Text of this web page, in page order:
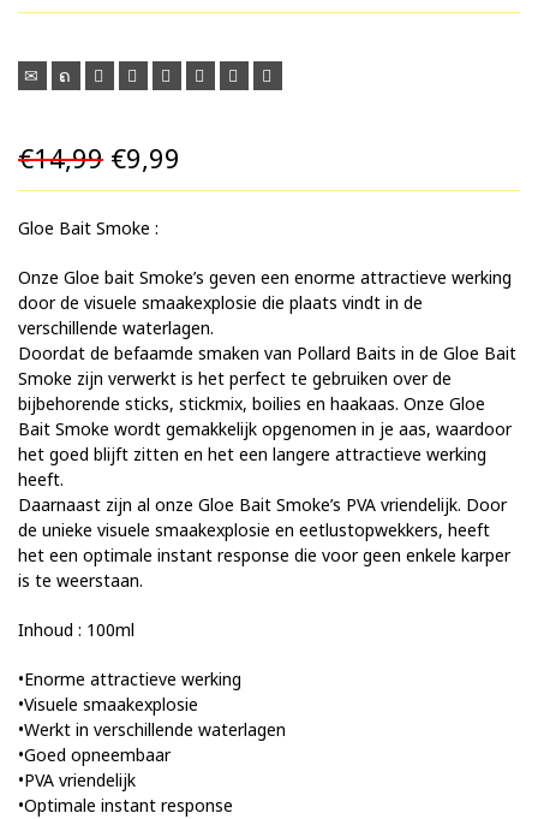
€14,99 Oorspronkelijke
prijs
was:
€14,99.
€9,99
prijs
€9,99.
Gloe Bait Smoke :
Onze Gloe bait Smoke’s geven een enorme attractieve werking
door de visuele smaakexplosie die plaats vindt in de
verschillende waterlagen.
Doordat de befaamde smaken van Pollard Baits in de Gloe Bait
Smoke zijn verwerkt is het perfect te gebruiken over de
bijbehorende sticks, stickmix, boilies en haakaas. Onze Gloe
Bait Smoke wordt gemakkelijk opgenomen in je aas, waardoor
het goed blijft zitten en het een langere attractieve werking
heeft.
Daarnaast zijn al onze Gloe Bait Smoke’s PVA vriendelijk. Door
de unieke visuele smaakexplosie en eetlustopwekkers, heeft
het een optimale instant response die voor geen enkele karper
is te weerstaan.
Inhoud : 100ml
•Enorme attractieve werking
•Visuele smaakexplosie
•Werkt in verschillende waterlagen
•Goed opneembaar
•PVA vriendelijk
•Optimale instant response